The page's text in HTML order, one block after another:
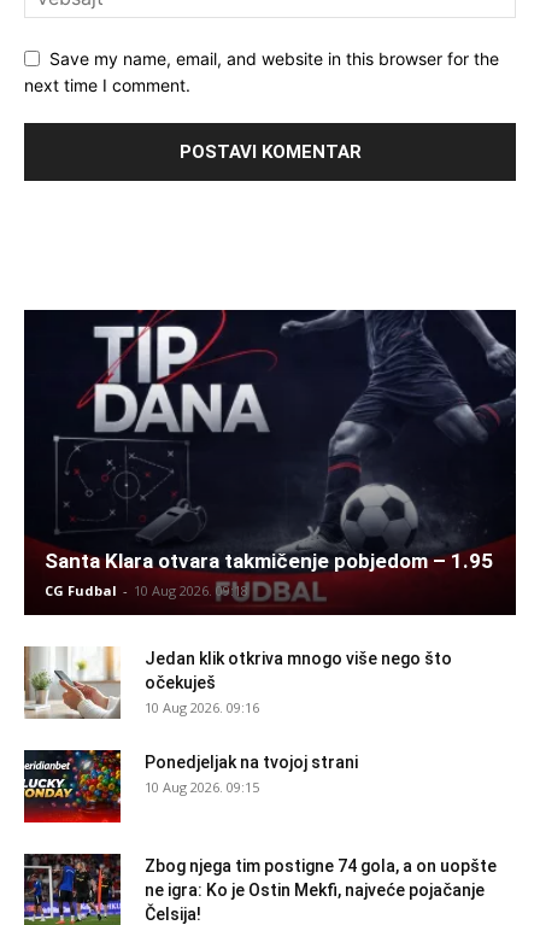
Save my name, email, and website in this browser for the
next time I comment.
Santa Klara otvara takmičenje pobjedom – 1.95
CG Fudbal - 10 Aug 2026. 09:18
Jedan klik otkriva mnogo više nego što
očekuješ
10 Aug 2026. 09:16
Ponedjeljak na tvojoj strani
10 Aug 2026. 09:15
Zbog njega tim postigne 74 gola, a on uopšte
ne igra: Ko je Ostin Mekfi, najveće pojačanje
Čelsija!